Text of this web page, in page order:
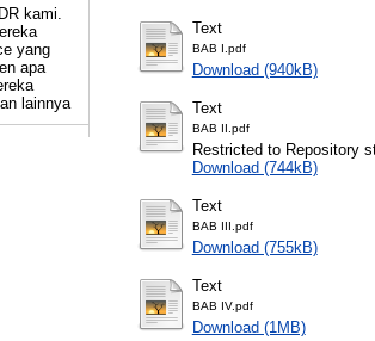
kami.
yang
apa
lainnya
Text
BAB I.pdf
Download (940kB)
Text
BAB II.pdf
Restricted to Repository
Download (744kB)
Text
BAB III.pdf
Download (755kB)
Text
BAB IV.pdf
Download (1MB)